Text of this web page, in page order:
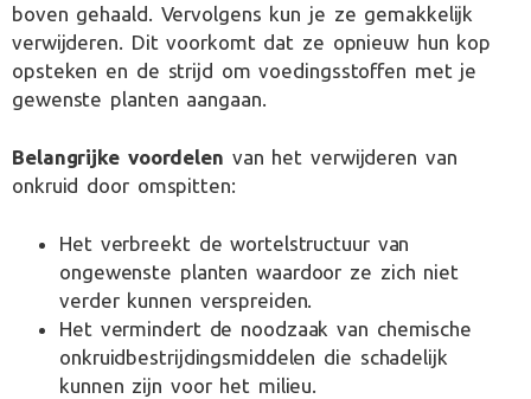
boven gehaald. Vervolgens kun je ze gemakkelijk
verwijderen. Dit voorkomt dat ze opnieuw hun kop
opsteken en de strijd om voedingsstoffen met je
gewenste planten aangaan.
Belangrijke voordelen van het verwijderen van
onkruid door omspitten:
Het verbreekt de wortelstructuur van
ongewenste planten waardoor ze zich niet
verder kunnen verspreiden.
Het vermindert de noodzaak van chemische
onkruidbestrijdingsmiddelen die schadelijk
kunnen zijn voor het milieu.